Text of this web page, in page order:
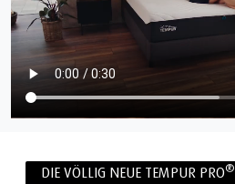
DIE VÖLLIG NEUE TEMPUR PRO®